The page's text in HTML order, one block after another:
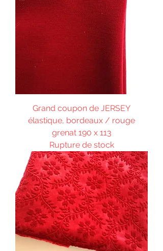
Grand coupon de JERSEY
élastique, bordeaux / rouge
grenat 190 x 113
Rupture de stock